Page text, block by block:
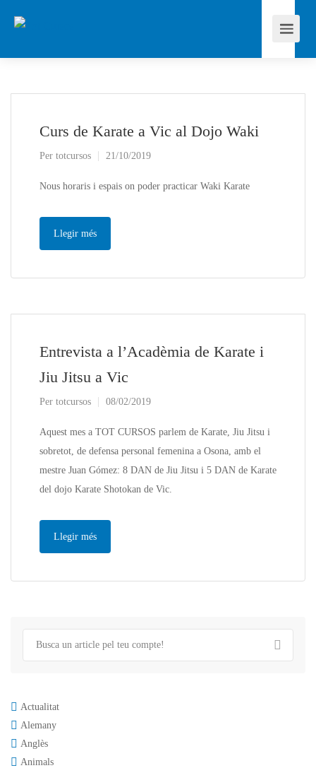
Curs de Karate a Vic al Dojo Waki
Per totcursos 21/10/2019
Nous horaris i espais on poder practicar Waki Karate
Llegir més
Entrevista a l’Acadèmia de Karate i
Jiu Jitsu a Vic
Per totcursos 08/02/2019
Aquest mes a TOT CURSOS parlem de Karate, Jiu Jitsu i
sobretot, de defensa personal femenina a Osona, amb el
mestre Juan Gómez: 8 DAN de Jiu Jitsu i 5 DAN de Karate
del dojo Karate Shotokan de Vic.
Llegir més
Actualitat
Alemany
Anglès
Animals